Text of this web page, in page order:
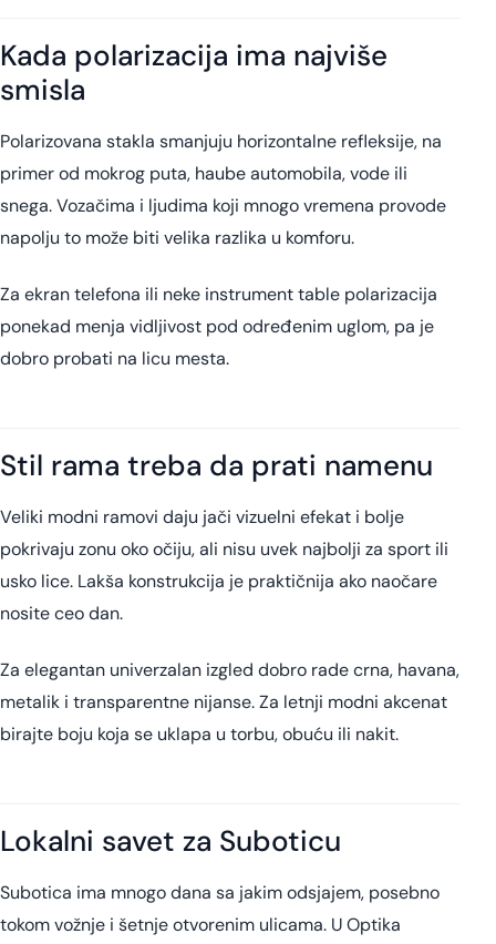
Kada polarizacija ima najviše
smisla
Polarizovana stakla smanjuju horizontalne refleksije, na
primer od mokrog puta, haube automobila, vode ili
snega. Vozačima i ljudima koji mnogo vremena provode
napolju to može biti velika razlika u komforu.
Za ekran telefona ili neke instrument table polarizacija
ponekad menja vidljivost pod određenim uglom, pa je
dobro probati na licu mesta.
Stil rama treba da prati namenu
Veliki modni ramovi daju jači vizuelni efekat i bolje
pokrivaju zonu oko očiju, ali nisu uvek najbolji za sport ili
usko lice. Lakša konstrukcija je praktičnija ako naočare
nosite ceo dan.
Za elegantan univerzalan izgled dobro rade crna, havana,
metalik i transparentne nijanse. Za letnji modni akcenat
birajte boju koja se uklapa u torbu, obuću ili nakit.
Lokalni savet za Suboticu
Subotica ima mnogo dana sa jakim odsjajem, posebno
tokom vožnje i šetnje otvorenim ulicama. U Optika